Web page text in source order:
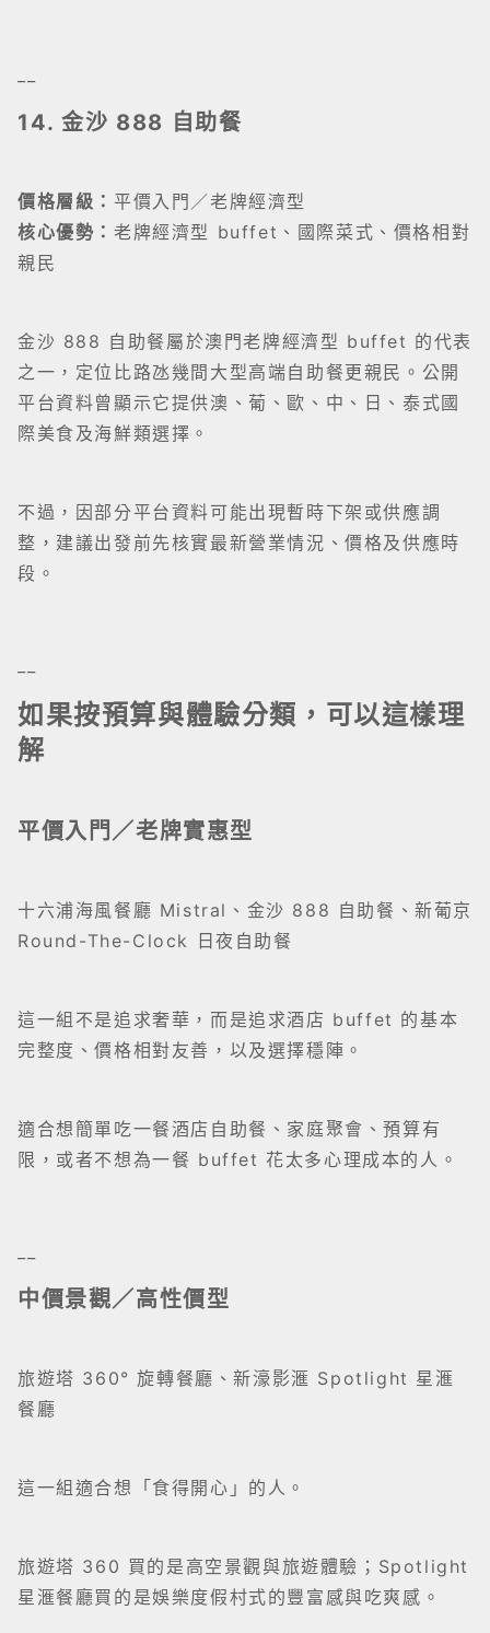
14. 金沙 888 自助餐
價格層級： 平價入門／老牌經濟型
核心優勢： 老牌經濟型 buffet、國際菜式、價格相對
親民
金沙 888 自助餐屬於澳門老牌經濟型 buffet 的代表
之一，定位比路氹幾間大型高端自助餐更親民。公開
平台資料曾顯示它提供澳、葡、歐、中、日、泰式國
際美食及海鮮類選擇。
不過，因部分平台資料可能出現暫時下架或供應調
整，建議出發前先核實最新營業情況、價格及供應時
段。
如果按預算與體驗分類，可以這樣理
解
平價入門／老牌實惠型
十六浦海風餐廳 Mistral、金沙 888 自助餐、新葡京
Round-The-Clock 日夜自助餐
這一組不是追求奢華，而是追求酒店 buffet 的基本
完整度、價格相對友善，以及選擇穩陣。
適合想簡單吃一餐酒店自助餐、家庭聚會、預算有
限，或者不想為一餐 buffet 花太多心理成本的人。
中價景觀／高性價型
旅遊塔 360° 旋轉餐廳、新濠影滙 Spotlight 星滙
餐廳
這一組適合想「食得開心」的人。
旅遊塔 360 買的是高空景觀與旅遊體驗；Spotlight
星滙餐廳買的是娛樂度假村式的豐富感與吃爽感。